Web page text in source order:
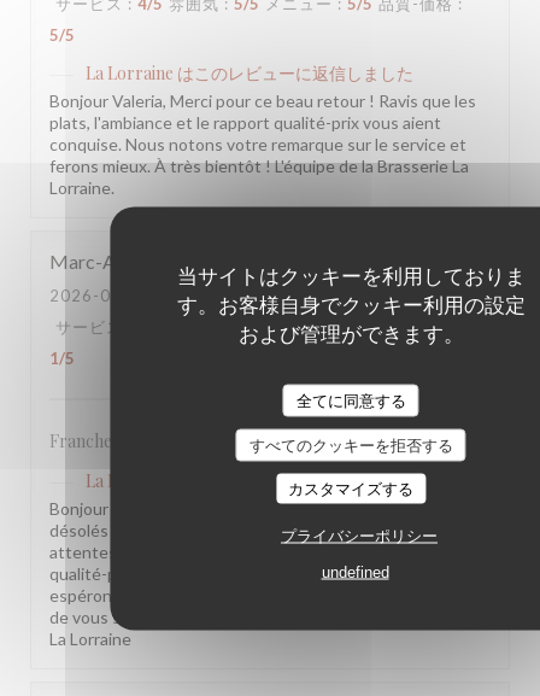
当サイトはクッキーを利用しておりま
す。お客様自身でクッキー利用の設定
および管理ができます。
全てに同意する
すべてのクッキーを拒否する
カスタマイズする
プライバシーポリシー
undefined
サービス : 4/5 雰囲気 : 5/5 メニュー : 5/5 品質-価格 :
5/5
La Lorraine はこのレビューに返信しました
Bonjour Valeria, Merci pour ce beau retour ! Ravis que les
plats, l'ambiance et le rapport qualité-prix vous aient
conquise. Nous notons votre remarque sur le service et
ferons mieux. À très bientôt ! L'équipe de la Brasserie La
Lorraine.
Marc-Antoine
2026-07-21
- 19:30 - ゲスト 2
サービス
2/5 メニュー: 3/5 品質-価格
1/5
Franchement rien de spécial, j’en attendais beaucoup plus!
La Lorraine
はこのレビューに返信しました
Bonjour Marc-Antoine, Nous sommes sincèrement
désolés que votre visite n'ait pas été à la hauteur de vos
attentes. Vos remarques sur l'ambiance et le rapport
qualité-prix sont notées et transmises à l'équipe. Nous
espérons avoir l'occasion de vous accueillir à nouveau et
de vous surprendre positivement. L'équipe de la Brasserie
La Lorraine